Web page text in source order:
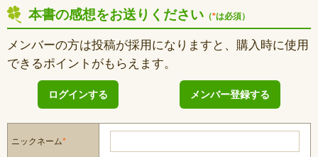
本書の感想をお送りください （*は必須）
メンバーの方は投稿が採用になりますと、購入時に使用
できるポイントがもらえます。
ログインする メンバー登録する
ニックネーム*